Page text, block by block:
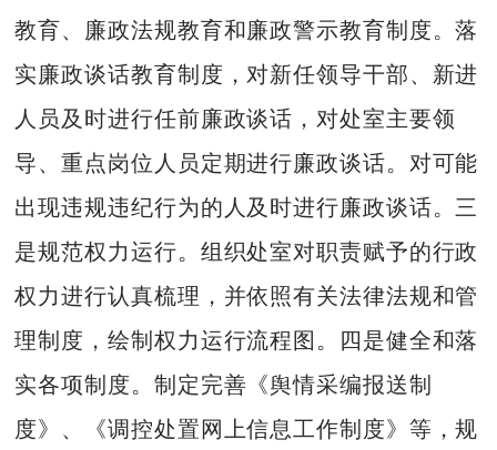
教育、廉政法规教育和廉政警示教育制度。落
实廉政谈话教育制度，对新任领导干部、新进
人员及时进行任前廉政谈话，对处室主要领
导、重点岗位人员定期进行廉政谈话。对可能
出现违规违纪行为的人及时进行廉政谈话。三
是规范权力运行。组织处室对职责赋予的行政
权力进行认真梳理，并依照有关法律法规和管
理制度，绘制权力运行流程图。四是健全和落
实各项制度。制定完善《舆情采编报送制
度》、《调控处置网上信息工作制度》等，规